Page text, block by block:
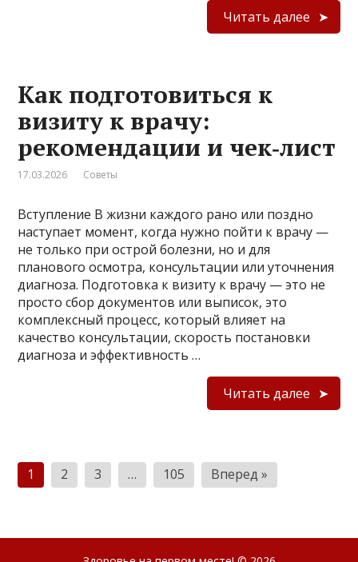
Читать далее
Как подготовиться к
визиту к врачу:
рекомендации и чек‑лист
17.03.2026 Советы
Вступление В жизни каждого рано или поздно
наступает момент, когда нужно пойти к врачу —
не только при острой болезни, но и для
планового осмотра, консультации или уточнения
диагноза. Подготовка к визиту к врачу — это не
просто сбор документов или выписок, это
комплексный процесс, который влияет на
качество консультации, скорость постановки
диагноза и эффективность …
Читать далее
Пагинация
записей
1 2 3 … 105 Вперед »